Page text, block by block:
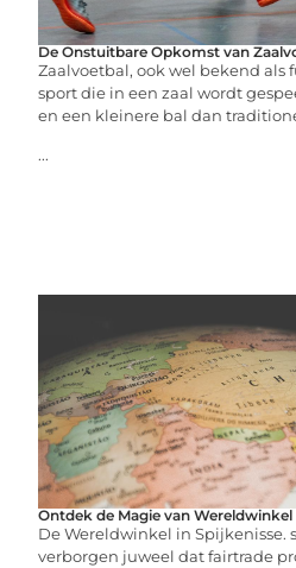
De Onstuitbare Opkomst van
Zaalvoetbal, ook wel bekend als
sport die in een zaal wordt
en een kleinere bal dan
...
Ontdek de Magie van Wereldwinkel
De Wereldwinkel in Spijkenisse.
verborgen juweel dat fairtrade